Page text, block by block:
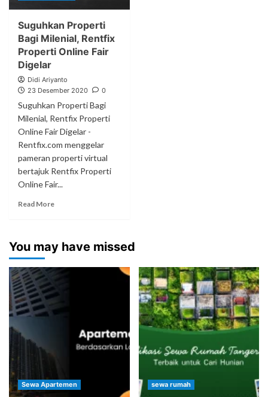
Suguhkan Properti
Bagi Milenial, Rentfix
Properti Online Fair
Digelar
Didi Ariyanto
23 Desember 2020
0
Suguhkan Properti Bagi
Milenial, Rentfix Properti
Online Fair Digelar -
Rentfix.com menggelar
pameran properti virtual
bertajuk Rentfix Properti
Online Fair...
Read More
You may have missed
Sewa Apartemen sewa rumah